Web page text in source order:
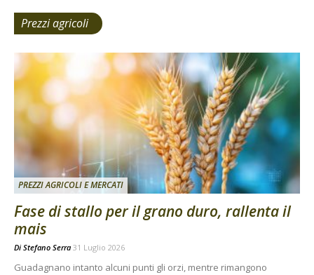
Prezzi agricoli
PREZZI AGRICOLI E MERCATI
Fase di stallo per il grano duro, rallenta il
mais
Di Stefano Serra 31 Luglio 2026
Guadagnano intanto alcuni punti gli orzi, mentre rimangono